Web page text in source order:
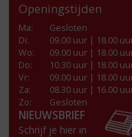
Openingstijden
Ma:
Gesloten
Di:
09.00 uur | 18.00
Wo:
09.00 uur | 18.00
Do:
10.30 uur | 18.00
Vr:
09.00 uur | 18.00
Za:
08.30 uur | 16.00
Zo:
Gesloten
NIEUWSBRIEF
Schrijf je hier in